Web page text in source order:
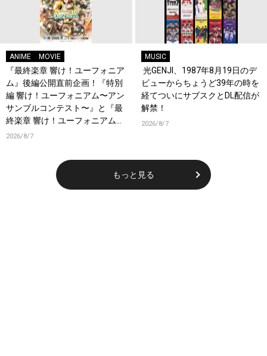
ANIME MOVIE
『最終楽章 響け！ユーフォニア
ム』後編公開直前企画！『特別
編 響け！ユーフォニアム〜アン
サンブルコンテスト〜』と『最
終楽章 響け！ユーフォニアム』
前編の一挙上映が決定！
2026/8/7
MUSIC
光GENJI、1987年8月19日のデ
ビューからちょうど39年の時を
経てついにサブスクとDL配信が
解禁！
2026/8/7
もっと見る